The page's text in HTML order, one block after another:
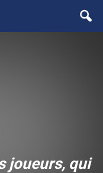
joueurs, qui